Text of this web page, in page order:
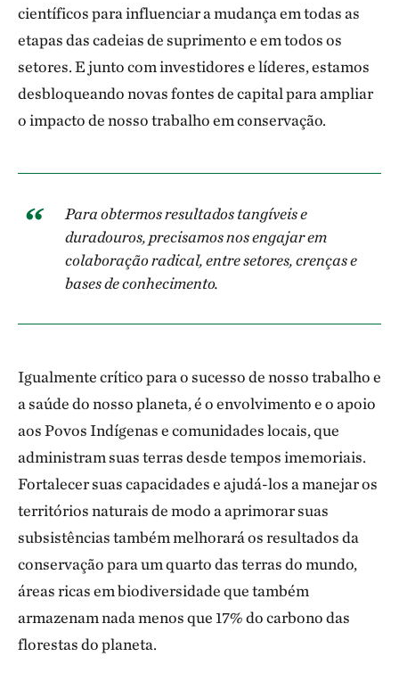
científicos para influenciar a mudança em todas as
etapas das cadeias de suprimento e em todos os
setores. E junto com investidores e líderes, estamos
desbloqueando novas fontes de capital para ampliar
o impacto de nosso trabalho em conservação.
Para obtermos resultados tangíveis e
duradouros, precisamos nos engajar em
colaboração radical, entre setores, crenças e
bases de conhecimento.
Igualmente crítico para o sucesso de nosso trabalho e
a saúde do nosso planeta, é o envolvimento e o apoio
aos Povos Indígenas e comunidades locais, que
administram suas terras desde tempos imemoriais.
Fortalecer suas capacidades e ajudá-los a manejar os
territórios naturais de modo a aprimorar suas
subsistências também melhorará os resultados da
conservação para um quarto das terras do mundo,
áreas ricas em biodiversidade que também
armazenam nada menos que 17% do carbono das
florestas do planeta.